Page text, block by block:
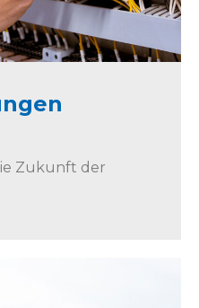
Zukunft der